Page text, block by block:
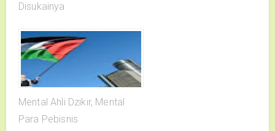
Disukainya
Mental Ahli Dzikir, Mental
Para Pebisnis